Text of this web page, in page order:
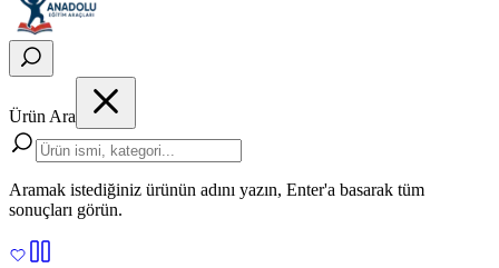
Ürün Ara
Aramak istediğiniz ürünün adını yazın, Enter'a basarak tüm
sonuçları görün.